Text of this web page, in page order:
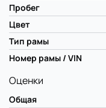
Пробег
Цвет
Тип рамы
Номер рамы / VIN
Оценки
Общая